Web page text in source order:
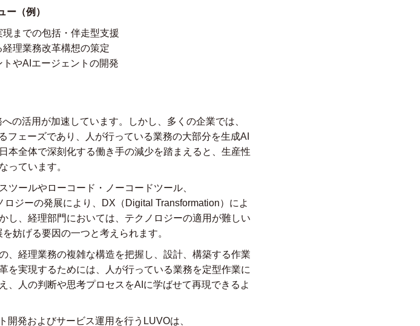
ー（例）
までの包括・伴走型支援
理業務改革構想の策定
やAIエージェントの開発
の活用が加速しています。しかし、多くの企業では、
ェーズであり、人が行っている業務の大部分を生成AI
本全体で深刻化する働き手の減少を踏まえると、生産性
っています。
ールやローコード・ノーコードツール、
ジーの発展により、DX（Digital Transformation）によ
し、経理部門においては、テクノロジーの適用が難しい
妨げる要因の一つと考えられます。
、経理業務の複雑な構造を把握し、設計、構築する作業
を実現するためには、人が行っている業務を定型作業に
、人の判断や思考プロセスをAIに学ばせて再現できるよ
発およびサービス運用を行うLUVOは、